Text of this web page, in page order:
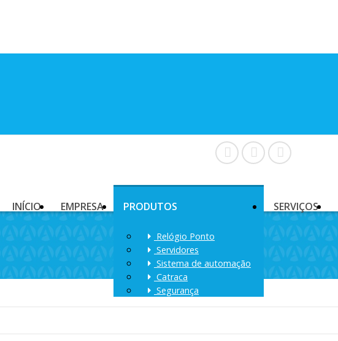
INÍCIO EMPRESA PRODUTOS
Relógio Ponto
Servidores
Sistema de automação
Catraca
Segurança
SERVIÇOS